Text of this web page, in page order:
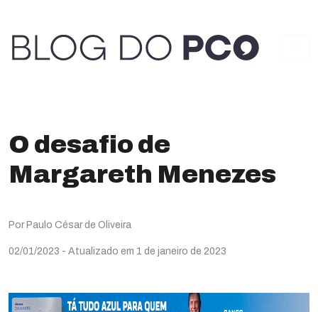
O desafio de
Margareth Menezes
Por Paulo César de Oliveira
02/01/2023 - Atualizado em 1 de janeiro de 2023